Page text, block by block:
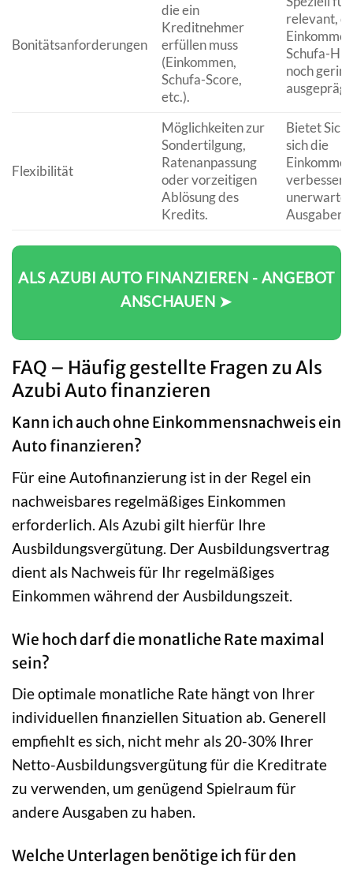
Bonitätsanforderungen
die ein
Kreditnehmer
erfüllen muss
(Einkommen,
Schufa-Score,
etc.).
relevant,
Schufa-
noch
Flexibilität
Möglichkeiten zur
Sondertilgung,
Ratenanpassung
oder vorzeitigen
Ablösung des
Kredits.
Bietet
sich die
verbessert
Ausgaben
ALS AZUBI AUTO FINANZIEREN - ANGEBOT
ANSCHAUEN ➤
FAQ – Häufig gestellte Fragen zu Als
Azubi Auto finanzieren
Kann ich auch ohne Einkommensnachweis ein
Auto finanzieren?
Für eine Autofinanzierung ist in der Regel ein
nachweisbares regelmäßiges Einkommen
erforderlich. Als Azubi gilt hierfür Ihre
Ausbildungsvergütung. Der Ausbildungsvertrag
dient als Nachweis für Ihr regelmäßiges
Einkommen während der Ausbildungszeit.
Wie hoch darf die monatliche Rate maximal
sein?
Die optimale monatliche Rate hängt von Ihrer
individuellen finanziellen Situation ab. Generell
empfiehlt es sich, nicht mehr als 20-30% Ihrer
Netto-Ausbildungsvergütung für die Kreditrate
zu verwenden, um genügend Spielraum für
andere Ausgaben zu haben.
Welche Unterlagen benötige ich für den